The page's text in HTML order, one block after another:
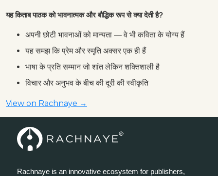
यह किताब पाठक को भावनात्मक और बौद्धिक रूप से क्या देती है?
अपनी छोटी भावनाओं को मान्यता — वे भी कविता के योग्य हैं
यह समझ कि प्रेम और स्मृति अक्सर एक ही हैं
भाषा के प्रति सम्मान जो शांत लेकिन शक्तिशाली है
विचार और अनुभव के बीच की दूरी की स्वीकृति
View on Rachnaye →
Rachnaye is an innovative ecosystem for publishers,